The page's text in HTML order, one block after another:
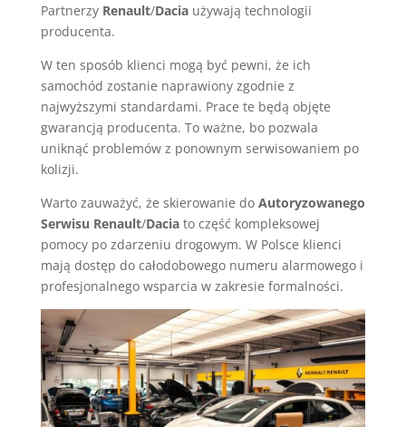
Partnerzy Renault/Daciaużywają technologii
producenta.
W ten sposób klienci mogą być pewni, że ich
samochód zostanie naprawiony zgodnie z
najwyższymi standardami. Prace te będą objęte
gwarancją producenta. To ważne, bo pozwala
uniknąć problemów z ponownym serwisowaniem po
kolizji.
Warto zauważyć, że skierowanie do Autoryzowanego
Serwisu Renault/Daciato część kompleksowej
pomocy po zdarzeniu drogowym. W Polsce klienci
mają dostęp do całodobowego numeru alarmowego i
profesjonalnego wsparcia w zakresie formalności.